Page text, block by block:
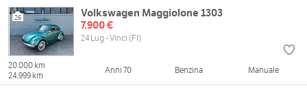
26
Volkswagen Maggiolone 1303
7.900 €
24 Lug - Vinci (FI)
20.000 km
24.999 km
Anni 70 Benzina Manuale